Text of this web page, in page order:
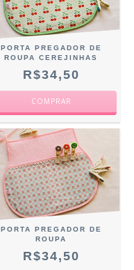
PORTA PREGADOR DE
ROUPA CEREJINHAS
R$34,50
PORTA PREGADOR DE
ROUPA
R$34,50